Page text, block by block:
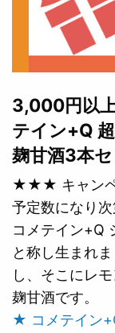
3,000円以
テイン+Q
麹甘酒3本
★★★ キャンペ
予定数になり
コメテイン+Q
と称し生まれ
し、そこにレ
麹甘酒です。
★ コメテイン